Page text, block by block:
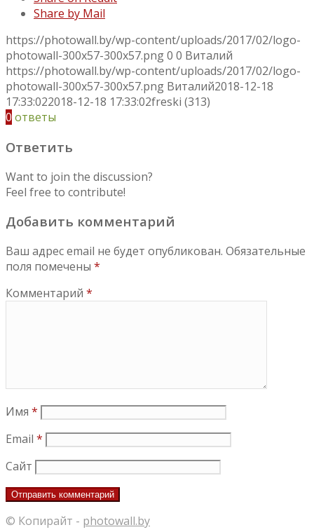
Share by Mail
https://photowall.by/wp-content/uploads/2017/02/logo-
photowall-300x57-300x57.png0 0 Виталий
https://photowall.by/wp-content/uploads/2017/02/logo-
photowall-300x57-300x57.png Виталий2018-12-18
17:33:022018-12-18 17:33:02freski (313)
0 ответы
Ответить
Want to join the discussion?
Feel free to contribute!
Добавить комментарий
Ваш адрес email не будет опубликован. Обязательные
поля помечены *
Комментарий *
Имя *
Email *
Сайт
© Копирайт - photowall.by